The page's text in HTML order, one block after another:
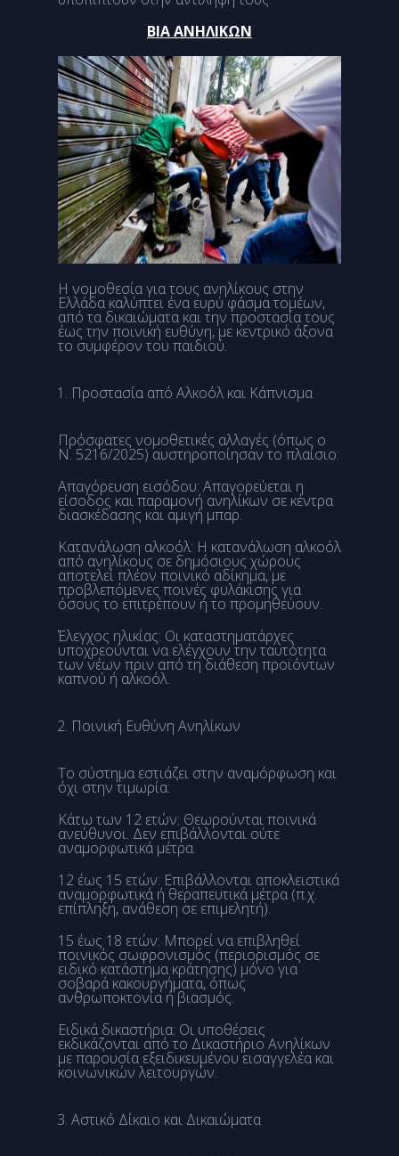
ΒΙΑ ΑΝΗΛΙΚΩΝ
Η νομοθεσία για τους ανηλίκους στην
Ελλάδα καλύπτει ένα ευρύ φάσμα τομέων,
από τα δικαιώματα και την προστασία τους
έως την ποινική ευθύνη, με κεντρικό άξονα
το συμφέρον του παιδιού.
Προστασία από Αλκοόλ και Κάπνισμα
Πρόσφατες νομοθετικές αλλαγές (όπως ο
Ν. 5216/2025) αυστηροποίησαν το πλαίσιο:
Απαγόρευση εισόδου: Απαγορεύεται η
είσοδος και παραμονή ανηλίκων σε κέντρα
διασκέδασης και αμιγή μπαρ.
Κατανάλωση αλκοόλ: Η κατανάλωση αλκοόλ
από ανηλίκους σε δημόσιους χώρους
αποτελεί πλέον ποινικό αδίκημα, με
προβλεπόμενες ποινές φυλάκισης για
όσους το επιτρέπουν ή το προμηθεύουν.
Έλεγχος ηλικίας: Οι καταστηματάρχες
υποχρεούνται να ελέγχουν την ταυτότητα
των νέων πριν από τη διάθεση προϊόντων
καπνού ή αλκοόλ.
Ποινική Ευθύνη Ανηλίκων
Το σύστημα εστιάζει στην αναμόρφωση και
όχι στην τιμωρία:
Κάτω των 12 ετών: Θεωρούνται ποινικά
ανεύθυνοι. Δεν επιβάλλονται ούτε
αναμορφωτικά μέτρα.
12 έως 15 ετών: Επιβάλλονται αποκλειστικά
αναμορφωτικά ή θεραπευτικά μέτρα (π.χ.
επίπληξη, ανάθεση σε επιμελητή).
15 έως 18 ετών: Μπορεί να επιβληθεί
ποινικός σωφρονισμός (περιορισμός σε
ειδικό κατάστημα κράτησης) μόνο για
σοβαρά κακουργήματα, όπως
ανθρωποκτονία ή βιασμός.
Ειδικά δικαστήρια: Οι υποθέσεις
εκδικάζονται από το Δικαστήριο Ανηλίκων
με παρουσία εξειδικευμένου εισαγγελέα και
κοινωνικών λειτουργών.
Αστικό Δίκαιο και Δικαιώματα